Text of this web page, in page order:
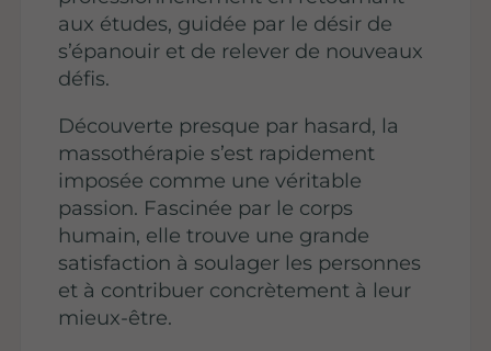
aux études, guidée par le désir de
s’épanouir et de relever de nouveaux
défis.
Découverte presque par hasard, la
massothérapie s’est rapidement
imposée comme une véritable
passion. Fascinée par le corps
humain, elle trouve une grande
satisfaction à soulager les personnes
et à contribuer concrètement à leur
mieux-être.